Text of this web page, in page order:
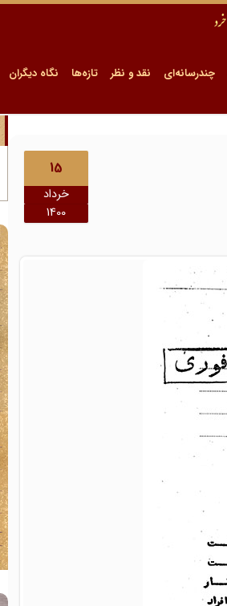
چندرسانه‌ای نقد و نظر تازه‌ها نگاه دیگران
15
خرداد
1400